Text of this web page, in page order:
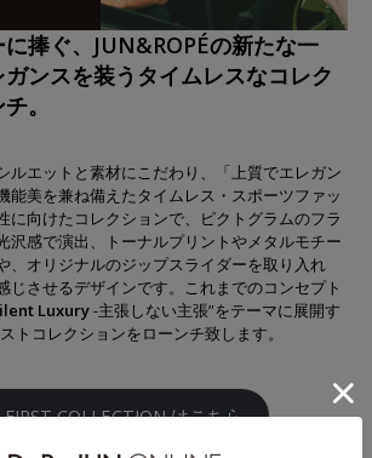
捧ぐ、JUN&ROPÉの新たな一
ンスを装うタイムレスなコレク
。
ルエットと素材にこだわり、「上質でエレガン
能美を兼ね備えたタイムレス・スポーツファッ
に向けたコレクションで、ピクトグラムのフラ
沢感で演出、トーナルプリントやメタルモチー
、オリジナルのジップスライダーを取り入れ
じさせるデザインです。これまでのコンセプト
Luxury-主張しない主張”をテーマに展開す
トコレクションをローンチ致します。
FIRST COLLECTION はこちら